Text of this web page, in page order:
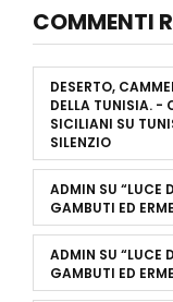
COMMENTI
DESERTO,
DELLA TUNISIA. -
SICILIANI SU
SILENZIO
ADMIN SU “LUCE
GAMBUTI ED
ADMIN SU “LUCE
GAMBUTI ED